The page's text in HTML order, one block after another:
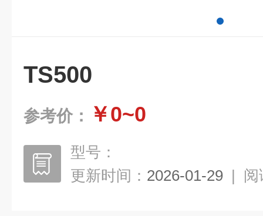
TS500
参考价： ￥0~0
型号：
更新时间： 2026-01-29 | 阅